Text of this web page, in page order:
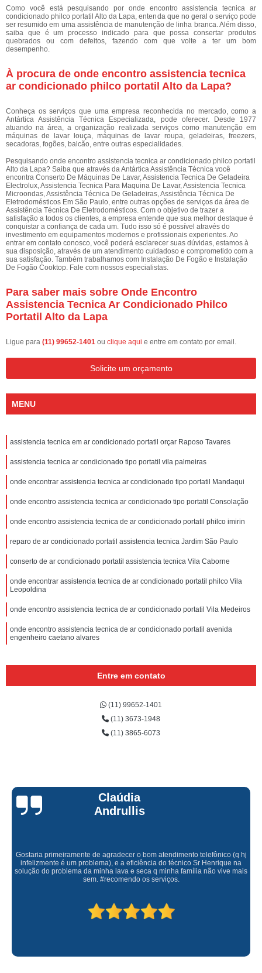
Como você está pesquisando por onde encontro assistencia tecnica ar
condicionado philco portatil Alto da Lapa, entenda que no geral o serviço pode
ser resumido em uma assistência de manutenção de linha branca. Além disso,
saiba que é um processo indicado para que possa consertar produtos
quebrados ou com defeitos, fazendo com que volte a ter um bom
desempenho.
À procura de onde encontro assistencia tecnica
ar condicionado philco portatil Alto da Lapa?
Conheça os serviços que uma empresa reconhecida no mercado, como a
Antártica Assistência Técnica Especializada, pode oferecer. Desde 1977
atuando na área, a organização realizada serviços como manutenção em
máquinas de lavar louça, máquinas de lavar roupa, geladeiras, freezers,
secadoras, fogões, balcão, entre outras especialidades.
Pesquisando onde encontro assistencia tecnica ar condicionado philco portatil
Alto da Lapa? Saiba que através da Antártica Assistência Técnica você
encontra Conserto De Máquinas De Lavar, Assistencia Tecnica De Geladeira
Electrolux, Assistencia Tecnica Para Maquina De Lavar, Assistencia Tecnica
Microondas, Assistência Técnica De Geladeiras, Assistência Técnica De
Eletrodomésticos Em São Paulo, entre outras opções de serviços da área de
Assistência Técnica De Eletrodomésticos. Com o objetivo de trazer a
satisfação a todos os clientes, a empresa entende que sua melhor destaque é
conquistar a confiança de cada um. Tudo isso só é possível através do
investimento em equipamentos modernos e profissionais experientes. Ao
entrar em contato conosco, você poderá esclarecer suas dúvidas, estamos à
sua disposição, através de um atendimento cuidadoso e comprometido com a
sua satisfação. Também trabalhamos com Instalação De Fogão e Instalação
De Fogão Cooktop. Fale com nossos especialistas.
Para saber mais sobre Onde Encontro
Assistencia Tecnica Ar Condicionado Philco
Portatil Alto da Lapa
Ligue para (11) 99652-1401 ou clique aqui e entre em contato por email.
Solicite um orçamento
MENU
assistencia tecnica em ar condicionado portatil orçar Raposo Tavares
assistencia tecnica ar condicionado tipo portatil vila palmeiras
onde encontrar assistencia tecnica ar condicionado tipo portatil Mandaqui
onde encontro assistencia tecnica ar condicionado tipo portatil Consolação
onde encontro assistencia tecnica de ar condicionado portatil philco imirin
reparo de ar condicionado portatil assistencia tecnica Jardim São Paulo
conserto de ar condicionado portatil assistencia tecnica Vila Caborne
onde encontrar assistencia tecnica de ar condicionado portatil philco Vila
Leopoldina
onde encontro assistencia tecnica de ar condicionado portatil Vila Medeiros
onde encontro assistencia tecnica de ar condicionado portatil avenida
engenheiro caetano alvares
Entre em contato
(11) 99652-1401
(11) 3673-1948
(11) 3865-6073
Claúdia
Andrullis
Gostaria primeiramente de agradecer o bom atendimento telefônico (q hj
infelizmente é um problema), e a eficiência do técnico Sr Henrique na
solução do problema da minha lava e seca q minha família não vive mais
sem. #recomendo os serviços.